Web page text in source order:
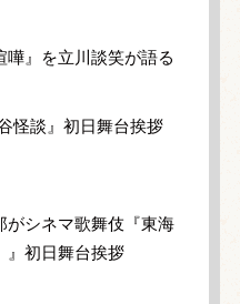
嘩』を立川談笑が語る
怪談』初日舞台挨拶
がシネマ歌舞伎『東海
』初日舞台挨拶